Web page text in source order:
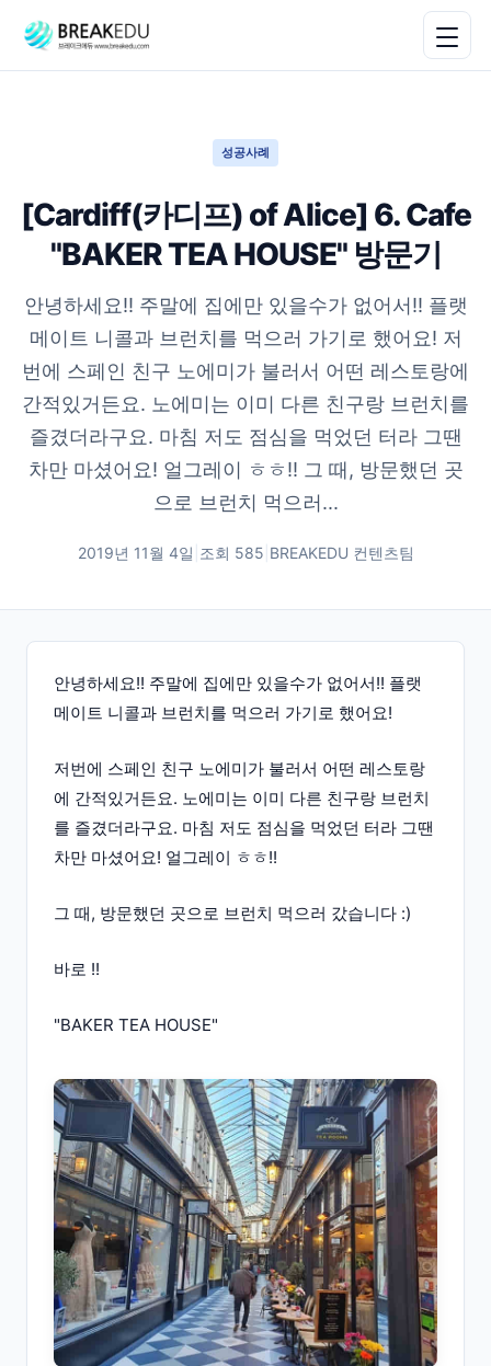
성공사례
[Cardiff(카디프) of Alice] 6. Cafe
"BAKER TEA HOUSE" 방문기
안녕하세요!! 주말에 집에만 있을수가 없어서!! 플랫
메이트 니콜과 브런치를 먹으러 가기로 했어요! 저
번에 스페인 친구 노에미가 불러서 어떤 레스토랑에
간적있거든요. 노에미는 이미 다른 친구랑 브런치를
즐겼더라구요. 마침 저도 점심을 먹었던 터라 그땐
차만 마셨어요! 얼그레이 ㅎㅎ!! 그 때, 방문했던 곳
으로 브런치 먹으러...
2019년 11월 4일 조회 585 BREAKEDU 컨텐츠팀
안녕하세요!! 주말에 집에만 있을수가 없어서!! 플랫
메이트 니콜과 브런치를 먹으러 가기로 했어요!
저번에 스페인 친구 노에미가 불러서 어떤 레스토랑
에 간적있거든요. 노에미는 이미 다른 친구랑 브런치
를 즐겼더라구요. 마침 저도 점심을 먹었던 터라 그땐
차만 마셨어요! 얼그레이 ㅎㅎ!!
그 때, 방문했던 곳으로 브런치 먹으러 갔습니다 :)
바로 !!
"BAKER TEA HOUSE"